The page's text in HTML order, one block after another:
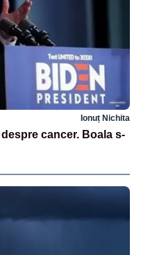
Ionuț Nichita
cancer. Boala s-